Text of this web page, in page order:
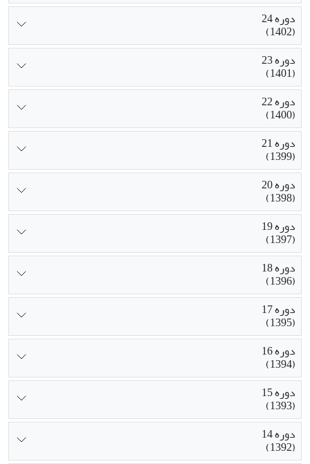
دوره 24
(1402)
دوره 23
(1401)
دوره 22
(1400)
دوره 21
(1399)
دوره 20
(1398)
دوره 19
(1397)
دوره 18
(1396)
دوره 17
(1395)
دوره 16
(1394)
دوره 15
(1393)
دوره 14
(1392)